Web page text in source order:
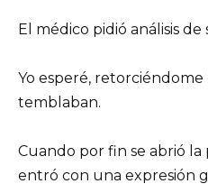
El médico pidió análisis
Yo esperé,
temblaban.
Cuando por fin se abrió
entró con una expresión